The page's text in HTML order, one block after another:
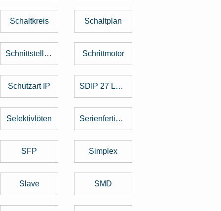
Schaltkreis Schaltplan
Schnittstellenkarte Schrittmotor
Schutzart IP SDIP 27 Level
Selektivlöten Serienfertigung
SFP Simplex
Slave SMD